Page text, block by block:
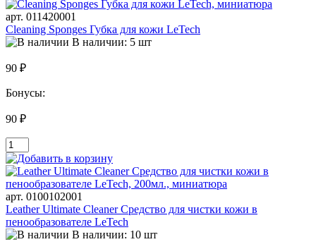
арт. 011420001
Cleaning Sponges Губка для кожи LeTech
В наличии: 5 шт
90 ₽
Бонусы:
90 ₽
арт. 0100102001
Leather Ultimate Cleaner Средство для чистки кожи в
пенообразователе LeTech
В наличии: 10 шт